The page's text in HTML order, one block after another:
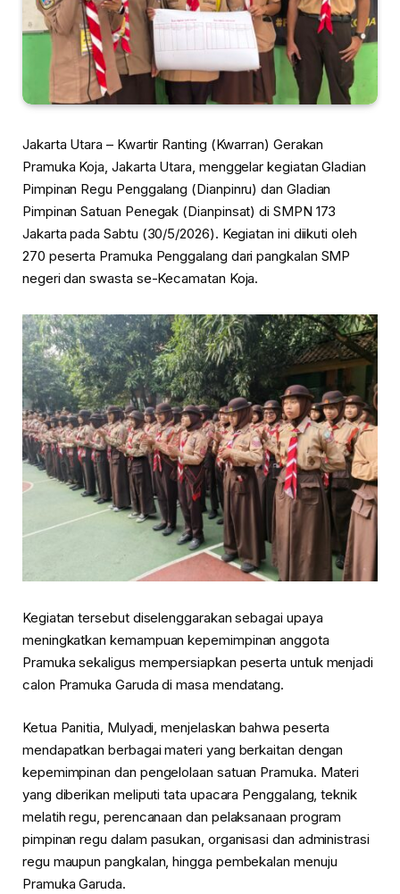
Jakarta Utara – Kwartir Ranting (Kwarran) Gerakan
Pramuka Koja, Jakarta Utara, menggelar kegiatan Gladian
Pimpinan Regu Penggalang (Dianpinru) dan Gladian
Pimpinan Satuan Penegak (Dianpinsat) di SMPN 173
Jakarta pada Sabtu (30/5/2026). Kegiatan ini diikuti oleh
270 peserta Pramuka Penggalang dari pangkalan SMP
negeri dan swasta se-Kecamatan Koja.
Kegiatan tersebut diselenggarakan sebagai upaya
meningkatkan kemampuan kepemimpinan anggota
Pramuka sekaligus mempersiapkan peserta untuk menjadi
calon Pramuka Garuda di masa mendatang.
Ketua Panitia, Mulyadi, menjelaskan bahwa peserta
mendapatkan berbagai materi yang berkaitan dengan
kepemimpinan dan pengelolaan satuan Pramuka. Materi
yang diberikan meliputi tata upacara Penggalang, teknik
melatih regu, perencanaan dan pelaksanaan program
pimpinan regu dalam pasukan, organisasi dan administrasi
regu maupun pangkalan, hingga pembekalan menuju
Pramuka Garuda.